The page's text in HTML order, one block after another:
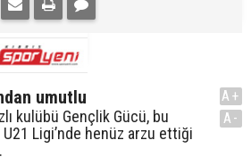
umutlu
kulübü Gençlik Gücü, bu
U21 Ligi’nde henüz arzu ettiği
A+
A-